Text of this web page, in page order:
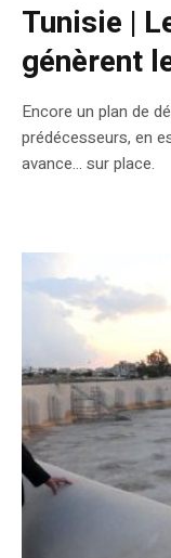
Tunisie |
génèrent
Encore un plan de
prédécesseurs, en
avance... sur place.